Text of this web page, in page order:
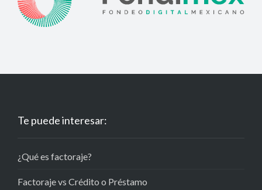
Te puede interesar:
¿Qué es factoraje?
Factoraje vs Crédito o Préstamo